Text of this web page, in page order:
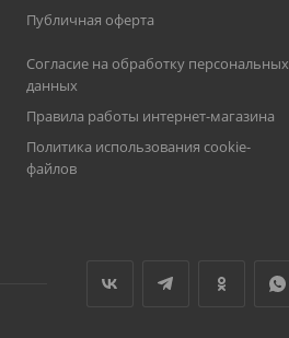
Публичная оферта
Согласие на обработку персональных
данных
Правила работы интернет-магазина
Политика использования cookie-
файлов